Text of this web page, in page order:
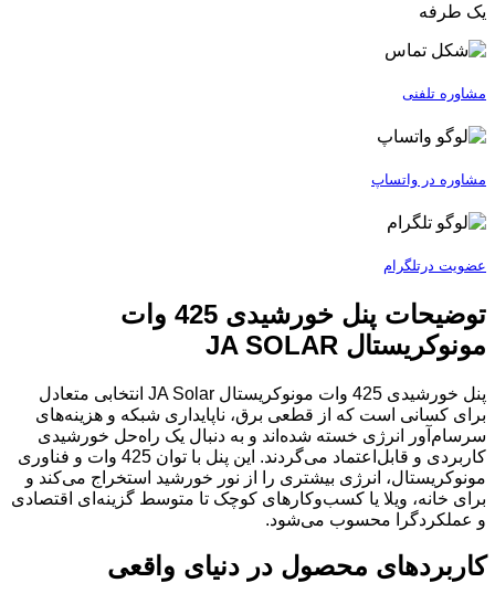
یک طرفه
مشاوره تلفنی
مشاوره در واتساپ
عضویت درتلگرام
توضیحات پنل خورشیدی 425 وات
مونوکریستال JA SOLAR
پنل خورشیدی 425 وات مونوکریستال JA Solar انتخابی متعادل
برای کسانی است که از قطعی برق، ناپایداری شبکه و هزینه‌های
سرسام‌آور انرژی خسته شده‌اند و به دنبال یک راه‌حل خورشیدی
کاربردی و قابل‌اعتماد می‌گردند. این پنل با توان 425 وات و فناوری
مونوکریستال، انرژی بیشتری را از نور خورشید استخراج می‌کند و
برای خانه، ویلا یا کسب‌وکارهای کوچک تا متوسط گزینه‌ای اقتصادی
و عملکردگرا محسوب می‌شود.
کاربردهای محصول در دنیای واقعی